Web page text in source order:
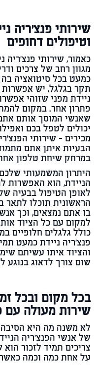
שירותי פנצ'ריה
וטיפולים דחופים
כאמור, שירותי פנצ׳ריה
מגוון רחב של צרכים
כמעט בכל סיטואציה
תקר בגלגל, יש אפשרות
ניידת מפני שזוהי
פתרון אחר. במקום
שאנשי המוסך אותם
יכולים לטפל בכם
מכירים – שירותי
הבעיות איתן אתם
במרחק שיחת טלפון
היתרון המשמעותי
הניידת, הוא האפשרות
לאופן הטיפול בבעיה
הראשונית תוכלו לתאר
בו אתם נמצאים, וכך
למקום עם כל הציוד
כולל גלגלים חלופיים
פנצ׳ריה ניידת כמעט
והציוד איתו עשיתם
שום צורך לדאוג בנוגע
בכל מקום ובכל
שירות מעולה עם
לא משנה מה היא
של אנשי הפנצ׳ריה
צריכים תמיד לזכור
על אחת כמה וכמה